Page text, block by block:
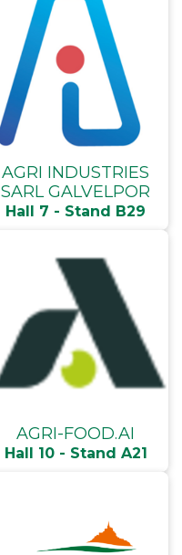
AGRI INDUSTRIES
SARL GALVELPOR
Hall 7 - Stand B29
AGRI-FOOD.AI
Hall 10 - Stand A21